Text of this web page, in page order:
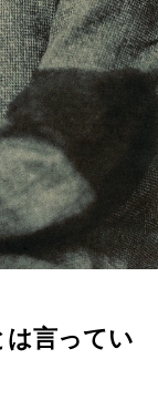
は言ってい